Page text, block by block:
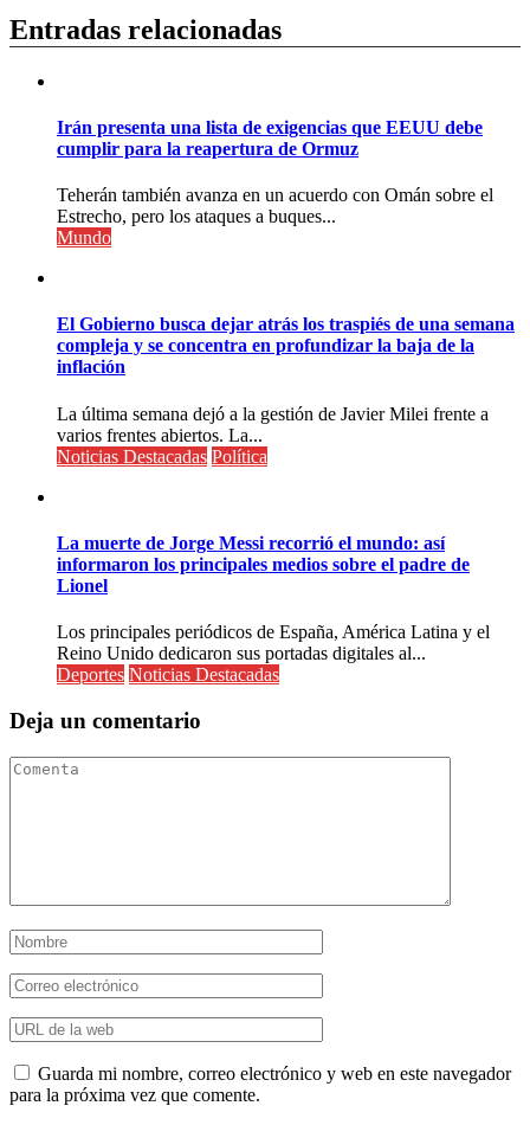
Entradas relacionadas
Irán presenta una lista de exigencias que EEUU debe
cumplir para la reapertura de Ormuz
Teherán también avanza en un acuerdo con Omán sobre el
Estrecho, pero los ataques a buques...
Mundo
El Gobierno busca dejar atrás los traspiés de una semana
compleja y se concentra en profundizar la baja de la
inflación
La última semana dejó a la gestión de Javier Milei frente a
varios frentes abiertos. La...
Noticias Destacadas Política
La muerte de Jorge Messi recorrió el mundo: así
informaron los principales medios sobre el padre de
Lionel
Los principales periódicos de España, América Latina y el
Reino Unido dedicaron sus portadas digitales al...
Deportes Noticias Destacadas
Deja un comentario
Guarda mi nombre, correo electrónico y web en este navegador
para la próxima vez que comente.